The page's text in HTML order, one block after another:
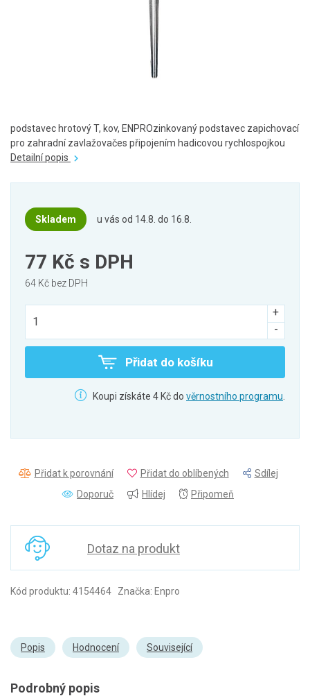
podstavec hrotový T, kov, ENPROzinkovaný podstavec zapichovací
pro zahradní zavlažovačes připojením hadicovou rychlospojkou
Detailní popis
Skladem u vás od 14.8. do 16.8.
77 Kč s DPH
64 Kč bez DPH
Přidat do košíku
Koupi získáte 4 Kč do věrnostního programu
Přidat k porovnání Přidat do oblíbených
Sdílej
Doporuč
Hlídej Připomeň
Dotaz na produkt
Kód produktu: 4154464 Značka: Enpro
Popis Hodnocení Související
Podrobný popis